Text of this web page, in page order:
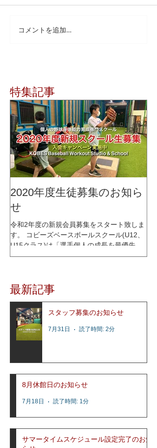
コメントを追加…
特集記事
2020年度生徒募集のお知ら
せ
令和2年度の新規会員募集をスタート致しま
す。 コビーズベースボールスクール(U12、
U15クラス)は「選手個人の成長を最優先に
考える」をコンセプトに、少人数制スクー
レッスン内容はコビーズ代表...
最新記事
スタッフ募集のお知らせ
7月31日 読了時間: 2分
8月休館日のお知らせ
7月18日 読了時間: 1分
サマータイムスケジュール設定完了のお知